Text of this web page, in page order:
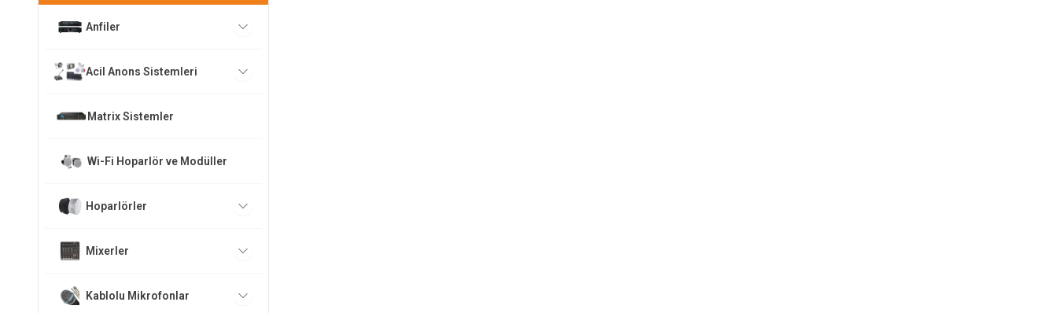
Anfiler
Acil Anons Sistemleri
Matrix Sistemler
Wi-Fi Hoparlör ve Modüller
Hoparlörler
Mixerler
Kablolu Mikrofonlar